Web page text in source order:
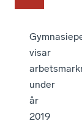
visar
under
år
2019